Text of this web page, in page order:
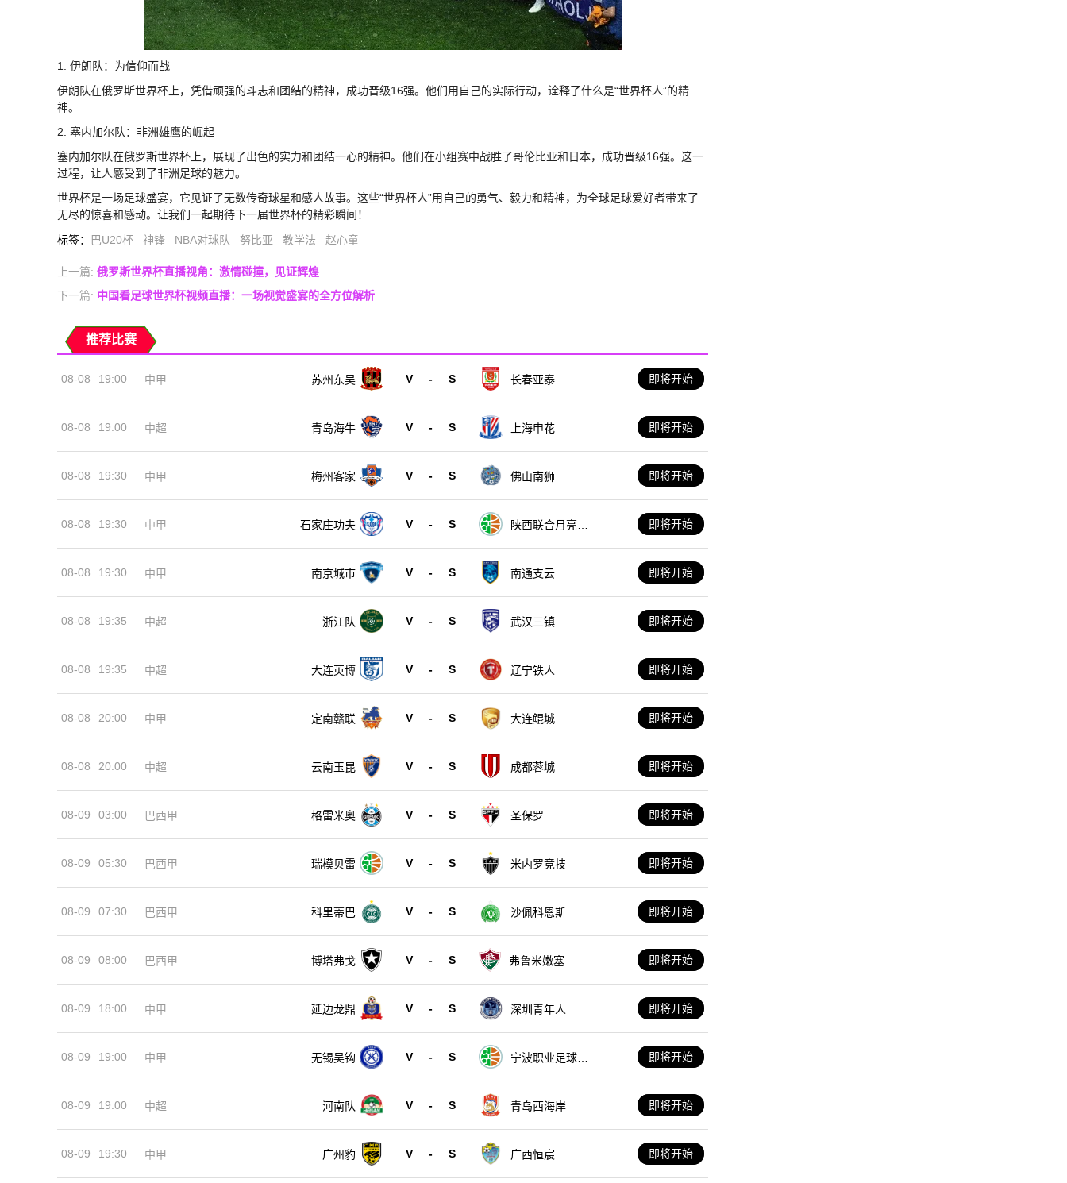
1. 伊朗队：为信仰而战
伊朗队在俄罗斯世界杯上，凭借顽强的斗志和团结的精神，成功晋级16强。他们用自己的实际行动，诠释了什么是“世界杯人”的精
神。
2. 塞内加尔队：非洲雄鹰的崛起
塞内加尔队在俄罗斯世界杯上，展现了出色的实力和团结一心的精神。他们在小组赛中战胜了哥伦比亚和日本，成功晋级16强。这一
过程，让人感受到了非洲足球的魅力。
世界杯是一场足球盛宴，它见证了无数传奇球星和感人故事。这些“世界杯人”用自己的勇气、毅力和精神，为全球足球爱好者带来了
无尽的惊喜和感动。让我们一起期待下一届世界杯的精彩瞬间！
标签： 巴U20杯 神锋 NBA对球队 努比亚 教学法 赵心童
上一篇: 俄罗斯世界杯直播视角：激情碰撞，见证辉煌
下一篇: 中国看足球世界杯视频直播：一场视觉盛宴的全方位解析
推荐比赛
08-08 19:00 中甲 苏州东吴 V - S 长春亚泰 即将开始
08-08 19:00 中超 青岛海牛 V - S 上海申花 即将开始
08-08 19:30 中甲 梅州客家 V - S 佛山南狮 即将开始
08-08 19:30 中甲 石家庄功夫 V - S
陕西联合月亮泊
即将开始
08-08 19:30 中甲 南京城市 V - S 南通支云 即将开始
08-08 19:35 中超 浙江队 V - S 武汉三镇 即将开始
08-08 19:35 中超 大连英博 V - S 辽宁铁人 即将开始
08-08 20:00 中甲 定南赣联 V - S 大连鲲城 即将开始
08-08 20:00 中超 云南玉昆 V - S 成都蓉城 即将开始
08-09 03:00 巴西甲 格雷米奥 V - S 圣保罗 即将开始
08-09 05:30 巴西甲 瑞模贝雷 V - S 米内罗竞技 即将开始
08-09 07:30 巴西甲 科里蒂巴 V - S 沙佩科恩斯 即将开始
08-09 08:00 巴西甲 博塔弗戈 V - S 弗鲁米嫩塞 即将开始
08-09 18:00 中甲 延边龙鼎 V - S 深圳青年人 即将开始
08-09 19:00 中甲 无锡吴钩 V - S
宁波职业足球俱
即将开始
08-09 19:00 中超 河南队 V - S 青岛西海岸 即将开始
08-09 19:30 中甲 广州豹 V - S 广西恒宸 即将开始